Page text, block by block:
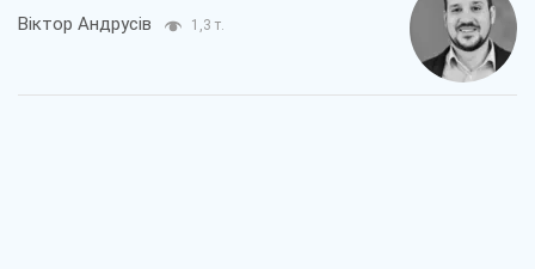
Віктор Андрусів 1,3 т.